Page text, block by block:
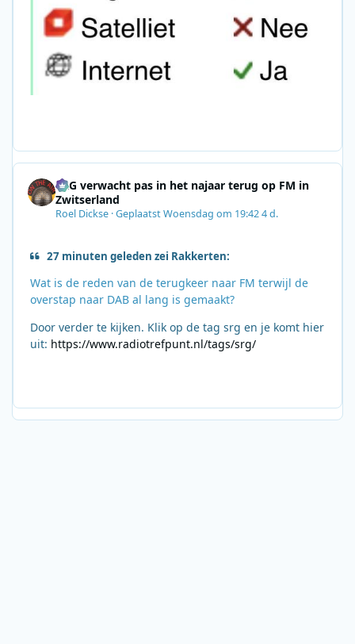
SRG verwacht pas in het najaar terug op FM in
Zwitserland
Roel Dickse ·GeplaatstWoensdag om 19:424 d.
27 minuten geleden zei Rakkerten:
Wat is de reden van de terugkeer naar FM terwijl de
overstap naar DAB al lang is gemaakt?
Door verder te kijken. Klik op de tag srg en je komt hier
uit: https://www.radiotrefpunt.nl/tags/srg/